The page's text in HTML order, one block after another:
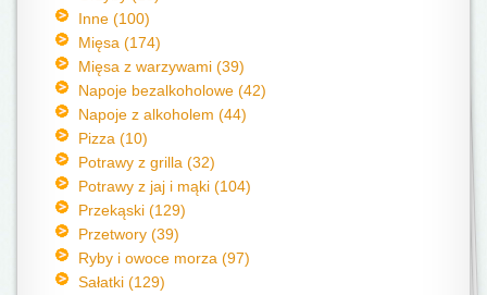
Inne (100)
Mięsa (174)
Mięsa z warzywami (39)
Napoje bezalkoholowe (42)
Napoje z alkoholem (44)
Pizza (10)
Potrawy z grilla (32)
Potrawy z jaj i mąki (104)
Przekąski (129)
Przetwory (39)
Ryby i owoce morza (97)
Sałatki (129)